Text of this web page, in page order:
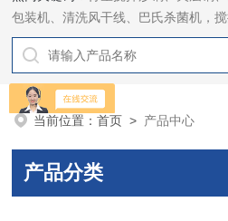
包装机、清洗风干线、巴氏杀菌机，
干机
当前位置：首页 > 产品中心
产品分类